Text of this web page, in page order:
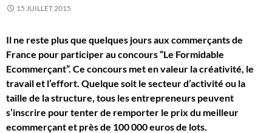
15 JUILLET 2015
Il ne reste plus que quelques jours aux commerçants de
France pour participer au concours “Le Formidable
Ecommerçant”. Ce concours met en valeur la créativité, le
travail et l’effort. Quelque soit le secteur d’activité ou la
taille de la structure, tous les entrepreneurs peuvent
s’inscrire pour tenter de remporter le prix du meilleur
ecommerçant et près de 100 000 euros de lots.